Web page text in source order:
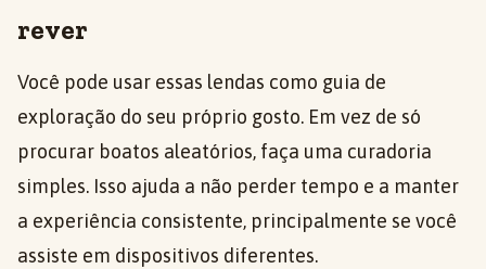
rever
Você pode usar essas lendas como guia de
exploração do seu próprio gosto. Em vez de só
procurar boatos aleatórios, faça uma curadoria
simples. Isso ajuda a não perder tempo e a manter
a experiência consistente, principalmente se você
assiste em dispositivos diferentes.